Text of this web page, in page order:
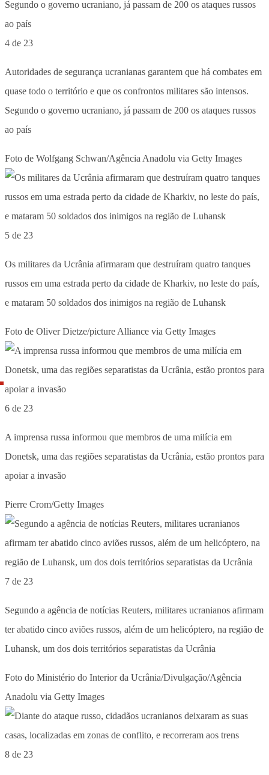
4 de 23
Autoridades de segurança ucranianas garantem que há combates em
quase todo o território e que os confrontos militares são intensos.
Segundo o governo ucraniano, já passam de 200 os ataques russos
ao país
Foto de Wolfgang Schwan/Agência Anadolu via Getty Images
5 de 23
Os militares da Ucrânia afirmaram que destruíram quatro tanques
russos em uma estrada perto da cidade de Kharkiv, no leste do país,
e mataram 50 soldados dos inimigos na região de Luhansk
Foto de Oliver Dietze/picture Alliance via Getty Images
6 de 23
A imprensa russa informou que membros de uma milícia em
Donetsk, uma das regiões separatistas da Ucrânia, estão prontos para
apoiar a invasão
Pierre Crom/Getty Images
7 de 23
Segundo a agência de notícias Reuters, militares ucranianos afirmam
ter abatido cinco aviões russos, além de um helicóptero, na região de
Luhansk, um dos dois territórios separatistas da Ucrânia
Foto do Ministério do Interior da Ucrânia/Divulgação/Agência
Anadolu via Getty Images
8 de 23